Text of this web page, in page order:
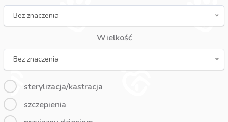
Bez znaczenia
Wielkość
Bez znaczenia
sterylizacja/kastracja
szczepienia